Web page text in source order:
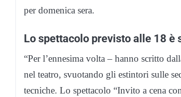
per domenica sera.
Lo spettacolo previsto alle 18 è
“Per l’ennesima volta – hanno scritto
nel teatro, svuotando gli estintori sulle
tecniche. Lo spettacolo “Invito a cena